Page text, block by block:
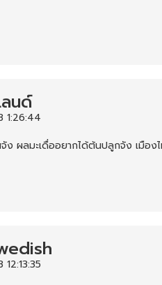
ลนด์
1:26:44
ง ผลมะเดื่ออยากได้ต้นปลูกจัง เมือง